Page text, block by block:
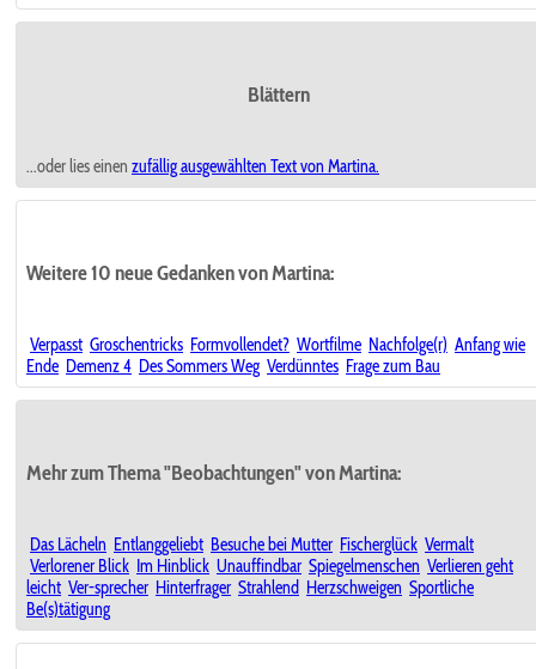
Blättern
...oder lies einen zufällig ausgewählten Text von Martina.
Weitere 10 neue Gedanken von Martina:
Verpasst Groschentricks Formvollendet? Wortfilme Nachfolge(r) Anfang wie
Ende Demenz 4 Des Sommers Weg Verdünntes Frage zum Bau
Mehr zum Thema "Beobachtungen" von Martina:
Das Lächeln Entlanggeliebt Besuche bei Mutter Fischerglück Vermalt
Verlorener Blick Im Hinblick Unauffindbar Spiegelmenschen Verlieren geht
leicht Ver-sprecher Hinterfrager Strahlend Herzschweigen Sportliche
Be(s)tätigung